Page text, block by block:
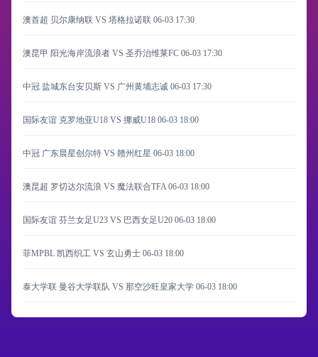
澳首超 贝尔康纳联 VS 塔格拉诺联 06-03 17:30
澳昆甲 阳光海岸流浪者 VS 圣乔治维莱FC 06-03 17:30
中冠 盐城东台安贝斯 VS 广州黄埔志诚 06-03 17:30
国际友谊 克罗地亚U18 VS 挪威U18 06-03 18:00
中冠 广东晨星创尔特 VS 赣州红星 06-03 18:00
澳昆超 罗切达尔流浪 VS 魔法联合TFA06-03 18:00
国际友谊 芬兰女足U23 VS 巴西女足U20 06-03 18:00
菲MPBL 凯西织工 VS 玄山勇士 06-03 18:00
泰大学联 曼谷大学联队 VS 那空沙旺皇家大学 06-03 18:00